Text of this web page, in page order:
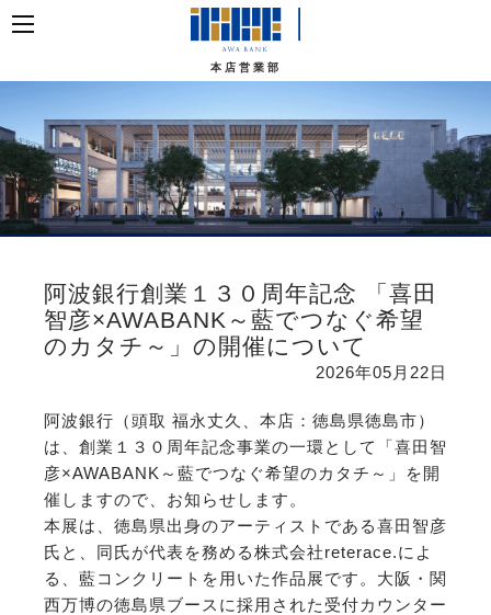
本店営業部
阿波銀行創業１３０周年記念 「喜田
智彦×AWABANK～藍でつなぐ希望
のカタチ～」の開催について
2026年05月22日
阿波銀行（頭取 福永丈久、本店：徳島県徳島市）
は、創業１３０周年記念事業の一環として「喜田智
彦×AWABANK～藍でつなぐ希望のカタチ～」を開
催しますので、お知らせします。
本展は、徳島県出身のアーティストである喜田智彦
氏と、同氏が代表を務める株式会社reterace.によ
る、藍コンクリートを用いた作品展です。大阪・関
西万博の徳島県ブースに採用された受付カウンター